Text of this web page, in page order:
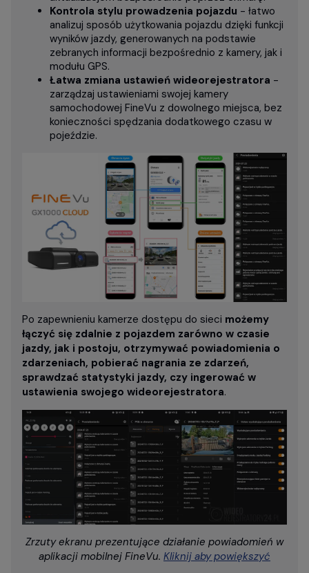
Kontrola stylu prowadzenia pojazdu - łatwo
analizuj sposób użytkowania pojazdu dzięki funkcji
wyników jazdy, generowanych na podstawie
zebranych informacji bezpośrednio z kamery, jak i
modułu GPS.
Łatwa zmiana ustawień wideorejestratora -
zarządzaj ustawieniami swojej kamery
samochodowej FineVu z dowolnego miejsca, bez
konieczności spędzania dodatkowego czasu w
pojeździe.
Po zapewnieniu kamerze dostępu do sieci możemy
łączyć się zdalnie z pojazdem zarówno w czasie
jazdy, jak i postoju, otrzymywać powiadomienia o
zdarzeniach, pobierać nagrania ze zdarzeń,
sprawdzać statystyki jazdy, czy ingerować w
ustawienia swojego wideorejestratora.
Zrzuty ekranu prezentujące działanie powiadomień w
aplikacji mobilnej FineVu. Kliknij aby powiększyć